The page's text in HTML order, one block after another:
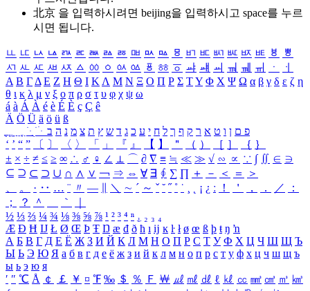
北京 을 입력하시려면 beijing을 입력하시고 space를 누르
시면 됩니다.
ㅥ ㅦ ㅧ ㅨ ㅩ ㅪ ㅫ ㅬ ㅭ ㅮ ㅯ ㅰ ㅱ ㅲ ㅳ ㅴ ㅵ ㅶ ㅷ ㅸ
ㅹ
ㅺ ㅻ ㅼ ㅽ ㅾ ㅿ ㆀ ㆁ ㆂ ㆃ ㆄ ㆅ ㆆ ㆇ ㆈ ㆉ ㆊ ㆋ ㆌ ㆍ
ㆎ
Α Β ΓΔ Ε Ζ Η Θ Ι ΚΛ Μ Ν Ξ Ο Π Ρ Σ ΤΥ Φ Χ Ψ Ω α β γ δ ε ζ η
θ ι κ λ μ ν ξ ο π ρ σ τ υ φ χ ψ ω
á à Á À é è É È ç Ç ê
Ä Ö Ü ä ö ü ß
ִֶֹ ֻּ ׁׂ פ ם ן ו ט א ר ק ף ך ל ח י ע כ ג ד ש ץ ת צ מ נ ה ב
‘ ’ “ ” 〔 〕 〈 〉 「 」 『 』 【 】 ＂ （ ） ［ ］ ｛ ｝
± × ÷ ≠ ≤ ≥ ∞ ∴ ♂ ♀ ∠ ⊥ ⌒ ∂ ∇ ≡ ≒ ≪ ≫ √ ∽ ∝ ∵ ∫ ∬ ∈ ∋
⊆ ⊇ ⊂ ⊃ ∪ ∩ ∧ ∨ ￢ ⇒ ⇔ ∀ ∃ ∮ ∑ ∏ ＋ － ＜ ＝
＞
、
。 · ‥ … ¨ 〃 ― ＼ ∼ ´ ～ ˇ ˘ ˝ ˚ ˙ ¸ ¡ ¿ ː ！ ＇ ， ． ／
：
；
？ ＾ ｀
½ ⅓ ⅔ ¼ ¾ ⅛ ⅜ ⅝ ⅞ ¹ ² ³ ⁴ ⁿ ₁ ₂ ₃ ₄
Æ Ð Ħ Ĳ Ł Ø Œ Þ Ŧ Ŋ æ đ ð ħ ı ĳ ĸ ŀ ł ø œ ß þ ŧ ŋ ŉ
А Б В Г Д Е Ё Ж З И Й К Л М Н О П Р С Т У Ф Х Ц Ч Ш Щ Ъ
Ы Ь Э Ю Я а б в г д е ё ж з и й к л м н о п р с т у ф х ц ч ш щ ъ
ы ь э ю я
′ ″ ℃ Å ￠ ￡ ￥ ¤ ℉ ‰ ＄ ％ Ｆ ￦ ㎕ ㎖ ㎗ ℓ ㎘ ㏄ ㎣ ㎤ ㎥ ㎦